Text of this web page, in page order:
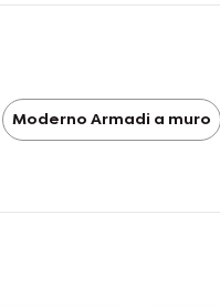
Moderno Armadi a muro